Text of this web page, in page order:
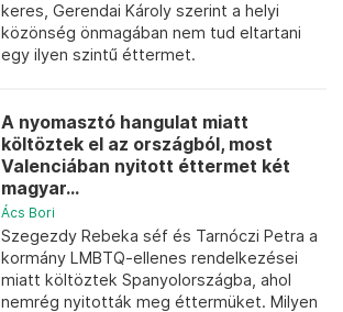
keres, Gerendai Károly szerint a helyi
közönség önmagában nem tud eltartani
egy ilyen szintű éttermet.
A nyomasztó hangulat miatt
költöztek el az országból, most
Valenciában nyitott éttermet két
magyar...
Ács Bori
Szegezdy Rebeka séf és Tarnóczi Petra a
kormány LMBTQ-ellenes rendelkezései
miatt költöztek Spanyolországba, ahol
nemrég nyitották meg éttermüket. Milyen